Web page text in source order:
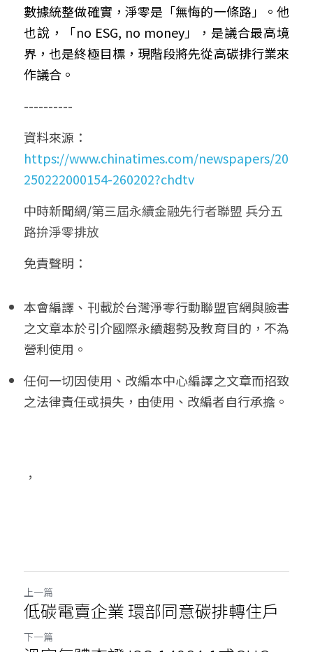
數據統整做確實，淨零是「無悔的一條路」。他
也說，「no ESG, no money」，是議合最高境
界，也是終極目標，現階段將先從高碳排行業來
作議合。
----------
資料來源：
https://www.chinatimes.com/newspapers/20
250222000154-260202?chdtv
中時新聞網/第三屆永續金融先行者聯盟 兵分五
路拚淨零排放
免責聲明：
本會編譯、刊載於台灣淨零行動聯盟官網與臉書
之文章本於引介國際永續趨勢及教育目的，不為
營利使用。
任何一切因使用、改編本中心編譯之文章而招致
之法律責任或損失，由使用、改編者自行承擔。
，
上一篇
低碳電賣企業 環部同意碳排轉住戶
下一篇